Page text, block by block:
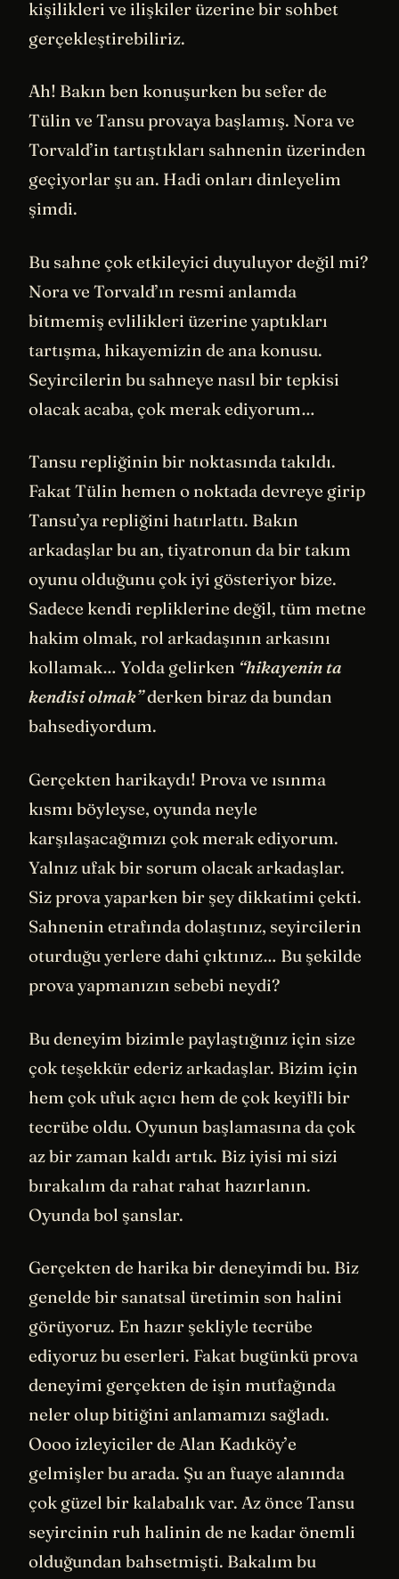
kişilikleri ve ilişkiler üzerine bir sohbet
gerçekleştirebiliriz.
Ah! Bakın ben konuşurken bu sefer de
Tülin ve Tansu provaya başlamış. Nora ve
Torvald’in tartıştıkları sahnenin üzerinden
geçiyorlar şu an. Hadi onları dinleyelim
şimdi.
Bu sahne çok etkileyici duyuluyor değil mi?
Nora ve Torvald’ın resmi anlamda
bitmemiş evlilikleri üzerine yaptıkları
tartışma, hikayemizin de ana konusu.
Seyircilerin bu sahneye nasıl bir tepkisi
olacak acaba, çok merak ediyorum…
Tansu repliğinin bir noktasında takıldı.
Fakat Tülin hemen o noktada devreye girip
Tansu’ya repliğini hatırlattı. Bakın
arkadaşlar bu an, tiyatronun da bir takım
oyunu olduğunu çok iyi gösteriyor bize.
Sadece kendi repliklerine değil, tüm metne
hakim olmak, rol arkadaşının arkasını
kollamak… Yolda gelirken “hikayenin ta
kendisi olmak”derken biraz da bundan
bahsediyordum.
Gerçekten harikaydı! Prova ve ısınma
kısmı böyleyse, oyunda neyle
karşılaşacağımızı çok merak ediyorum.
Yalnız ufak bir sorum olacak arkadaşlar.
Siz prova yaparken bir şey dikkatimi çekti.
Sahnenin etrafında dolaştınız, seyircilerin
oturduğu yerlere dahi çıktınız… Bu şekilde
prova yapmanızın sebebi neydi?
Bu deneyim bizimle paylaştığınız için size
çok teşekkür ederiz arkadaşlar. Bizim için
hem çok ufuk açıcı hem de çok keyifli bir
tecrübe oldu. Oyunun başlamasına da çok
az bir zaman kaldı artık. Biz iyisi mi sizi
bırakalım da rahat rahat hazırlanın.
Oyunda bol şanslar.
Gerçekten de harika bir deneyimdi bu. Biz
genelde bir sanatsal üretimin son halini
görüyoruz. En hazır şekliyle tecrübe
ediyoruz bu eserleri. Fakat bugünkü prova
deneyimi gerçekten de işin mutfağında
neler olup bitiğini anlamamızı sağladı.
Oooo izleyiciler de Alan Kadıköy’e
gelmişler bu arada. Şu an fuaye alanında
çok güzel bir kalabalık var. Az önce Tansu
seyircinin ruh halinin de ne kadar önemli
olduğundan bahsetmişti. Bakalım bu